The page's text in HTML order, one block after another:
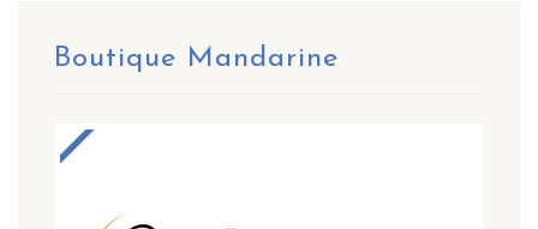
Boutique Mandarine